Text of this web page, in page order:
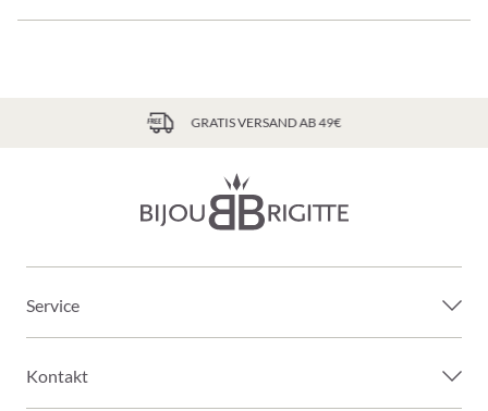
GRATIS VERSAND AB 49€
Service
Kontakt